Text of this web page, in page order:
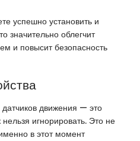
успешно установить и
значительно облегчит
и повысит безопасность
движения — это
игнорировать. Это не
в этот момент